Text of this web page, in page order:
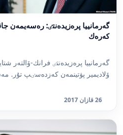
گەرمانييا پرەزيدەنتٸ: رەسەيمەن
كەرەك
گەرمانييا پرەزيدەنتٸ فرانك-ۆالتەر
ۆلاديمير پۋتينمەن كەزدەسٸپ تۇر. مەسكەۋ,
26 قازان 2017